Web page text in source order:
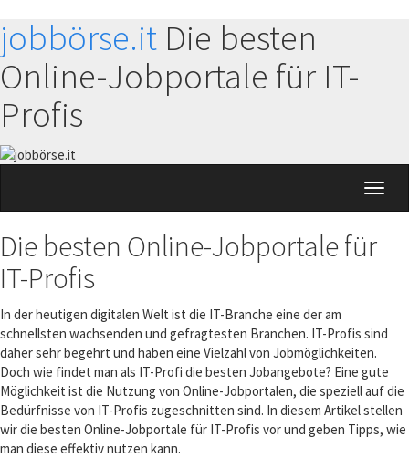
jobbörse.it Die besten
Online-Jobportale für IT-
Profis
Die besten Online-Jobportale für
IT-Profis
In der heutigen digitalen Welt ist die IT-Branche eine der am
schnellsten wachsenden und gefragtesten Branchen. IT-Profis sind
daher sehr begehrt und haben eine Vielzahl von Jobmöglichkeiten.
Doch wie findet man als IT-Profi die besten Jobangebote? Eine gute
Möglichkeit ist die Nutzung von Online-Jobportalen, die speziell auf die
Bedürfnisse von IT-Profis zugeschnitten sind. In diesem Artikel stellen
wir die besten Online-Jobportale für IT-Profis vor und geben Tipps, wie
man diese effektiv nutzen kann.